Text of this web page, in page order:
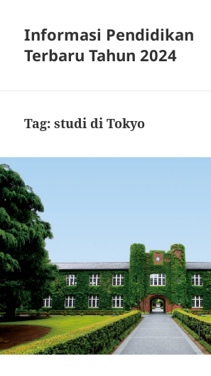
Informasi Pendidikan
Terbaru Tahun 2024
Tag:studi di Tokyo